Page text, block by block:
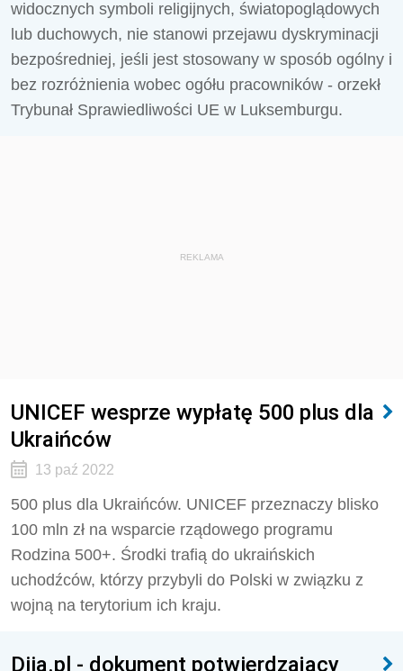
widocznych symboli religijnych, światopoglądowych
lub duchowych, nie stanowi przejawu dyskryminacji
bezpośredniej, jeśli jest stosowany w sposób ogólny i
bez rozróżnienia wobec ogółu pracowników - orzekł
Trybunał Sprawiedliwości UE w Luksemburgu.
REKLAMA
UNICEF wesprze wypłatę 500 plus dla
Ukraińców
13 paź 2022
500 plus dla Ukraińców. UNICEF przeznaczy blisko
100 mln zł na wsparcie rządowego programu
Rodzina 500+. Środki trafią do ukraińskich
uchodźców, którzy przybyli do Polski w związku z
wojną na terytorium ich kraju.
Diia.pl - dokument potwierdzający